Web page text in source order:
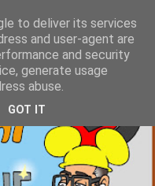
to deliver its services
and user-agent are
and security
generate usage
abuse.
GOT IT